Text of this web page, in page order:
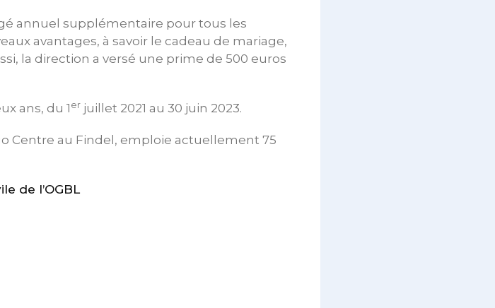
annuel supplémentaire pour tous les
avantages, à savoir le cadeau de mariage,
la direction a versé une prime de 500 euros
ans, du 1 er juillet 2021 au 30 juin 2023.
Centre au Findel, emploie actuellement 75
de l’OGBL